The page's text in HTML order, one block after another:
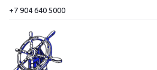
+7 904 640 5000